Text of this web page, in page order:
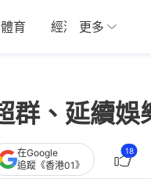
體育 經濟 01深圳
更多
群、延續娛
在Google
追蹤《香港01》
18